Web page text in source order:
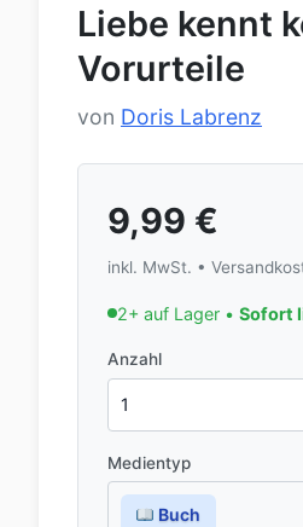
Liebe kennt
Vorurteile
von Doris Labrenz
9,99 €
inkl. MwSt. •
2+ auf Lager • Sofort
Anzahl
Medientyp
Buch